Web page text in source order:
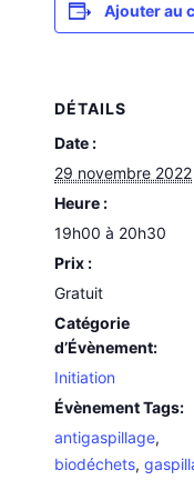
Ajouter au
DÉTAILS
Date :
29 novembre 2022
Heure :
19h00 à 20h30
Prix :
Gratuit
Catégorie
d’Évènement:
Initiation
Évènement Tags:
antigaspillage,
biodéchets,